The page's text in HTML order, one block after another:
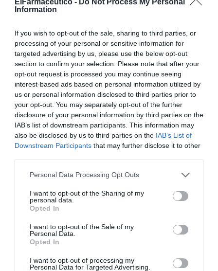
Information
If you wish to opt-out of the sale, sharing to third parties, or
processing of your personal or sensitive information for
targeted advertising by us, please use the below opt-out
section to confirm your selection. Please note that after your
opt-out request is processed you may continue seeing
interest-based ads based on personal information utilized by
us or personal information disclosed to third parties prior to
your opt-out. You may separately opt-out of the further
disclosure of your personal information by third parties on the
IAB’s list of downstream participants. This information may
also be disclosed by us to third parties on the IAB’s List of
Downstream Participants that may further disclose it to other
Personal Data Processing Opt Outs
I want to opt-out of the Sharing of my
personal data.
Opted In
I want to opt-out of the Sale of my
Personal Data.
Opted In
I want to opt-out of processing my
Personal Data for Targeted Advertising.
venido ejerciendo efectivamente las actividades de su
anteriores al devengo del impuesto.
• Que el centro principal de gestión de la empresa o del
negocio profesional se encuentre ubicado en Galicia y
que se mantenga durante los cinco años siguientes a la
fecha de devengo del impuesto.
• Durante el mismo periodo de cinco años el adquirente
no podrá enajenar o desafectar los inmuebles objeto de
tipo reducido, salvo reinversión en Galicia.
Si se dejaran de cumplir los requisitos establecidos,
deberán pagarse la parte del impuesto que se hubiera
Preste atención, porque este tipo de gravamen no se
adquirente cuando presente la declaración del
impuesto.